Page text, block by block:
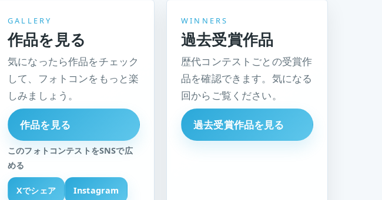
GALLERY
作品を見る
気になったら作品をチェック
して、フォトコンをもっと楽
しみましょう。
作品を見る
このフォトコンテストをSNSで広
める
Xでシェア Instagram
WINNERS
過去受賞作品
歴代コンテストごとの受賞作
品を確認できます。気になる
回からご覧ください。
過去受賞作品を見る